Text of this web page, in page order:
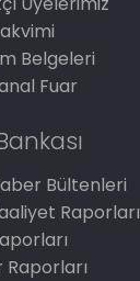
Belgeleri
Fuar
Bültenleri
Raporları